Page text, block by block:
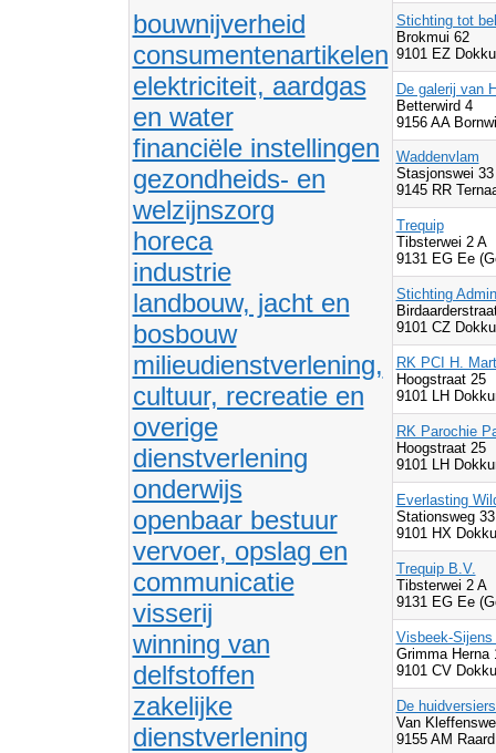
bouwnijverheid
consumentenartikelen
elektriciteit, aardgas
en water
financiële instellingen
gezondheids- en
welzijnszorg
horeca
industrie
landbouw, jacht en
bosbouw
milieudienstverlening,
cultuur, recreatie en
overige
dienstverlening
onderwijs
openbaar bestuur
vervoer, opslag en
communicatie
visserij
winning van
delfstoffen
zakelijke
dienstverlening
Stichting tot
Brokmui 62
9101 EZ
De galerij van
Betterwird 4
9156 AA
Waddenvlam
Stasjonswei 33
9145 RR
Trequip
Tibsterwei 2 A
9131 EG Ee
Stichting
9101 CZ
RK PCI H.
Hoogstraat 25
9101 LH
RK Parochie
Hoogstraat 25
9101 LH
Everlasting
Stationsweg
9101 HX
Trequip B.V.
Tibsterwei 2 A
9131 EG Ee
Visbeek-Sijens
Grimma Herna
9101 CV
De
Van
9155 AM